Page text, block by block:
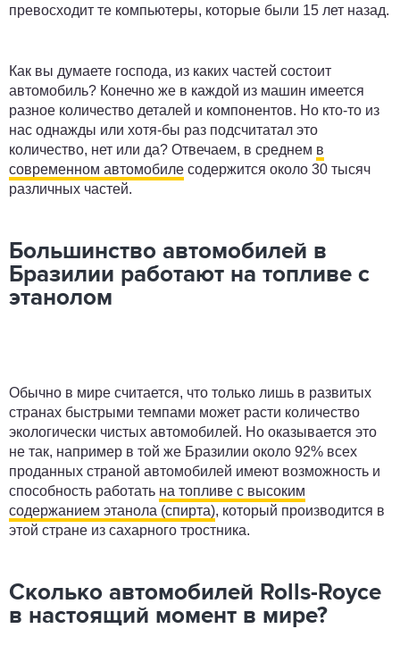
превосходит те компьютеры, которые были 15 лет назад.
Как вы думаете господа, из каких частей состоит
автомобиль? Конечно же в каждой из машин имеется
разное количество деталей и компонентов. Но кто-то из
нас однажды или хотя-бы раз подсчитатал это
количество, нет или да? Отвечаем, в среднем в
современном автомобиле содержится около 30 тысяч
различных частей.
Большинство автомобилей в
Бразилии работают на топливе с
этанолом
Обычно в мире считается, что только лишь в развитых
странах быстрыми темпами может расти количество
экологически чистых автомобилей. Но оказывается это
не так, например в той же Бразилии около 92% всех
проданных страной автомобилей имеют возможность и
способность работать на топливе с высоким
содержанием этанола (спирта), который производится в
этой стране из сахарного тростника.
Сколько автомобилей Rolls-Royce
в настоящий момент в мире?